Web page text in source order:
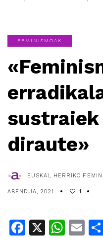
FEMINISMOAK
diraute»
EUSKAL HERRIKO
ABENDUA, 2021 1
Facebook
X